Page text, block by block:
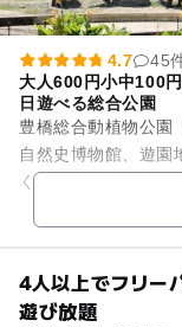
4.7
45
大人600円小中100
日遊べる総合公園
豊橋総合動植物公園
自然史博物館、遊園
くせないほど。動物
ッサーパンダ、ホ
4人以上でフリー
遊び放題